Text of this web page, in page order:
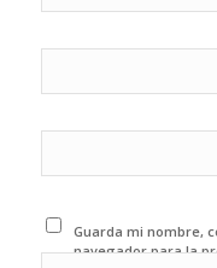
Guarda mi nombre,
navegador para la